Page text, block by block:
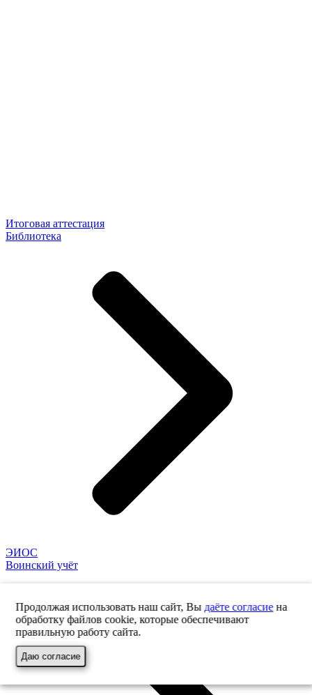
Итоговая аттестация
Библиотека
ЭИОС
Воинский учёт
Продолжая использовать наш сайт, Вы даёте согласиена
обработку файлов cookie, которые обеспечивают
правильную работу сайта.
Даю согласие